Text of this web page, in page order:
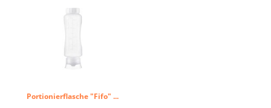
Portionierflasche "Fifo" ...